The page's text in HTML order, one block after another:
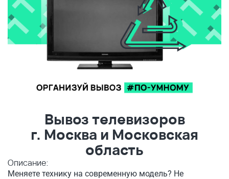
Вывоз телевизоров
г. Москва и Московская
область
Описание:
Меняете технику на современную модель? Не